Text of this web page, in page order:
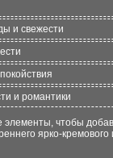
и свежести
и романтики
элементы, чтобы
ярко-кремового